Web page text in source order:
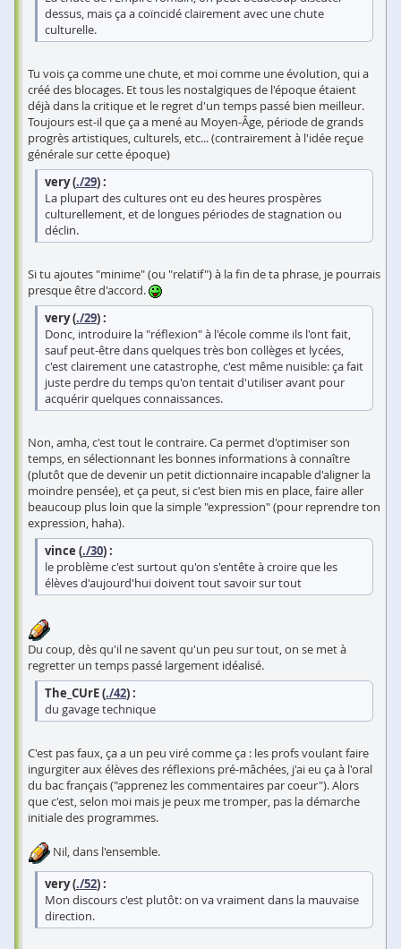
dessus, mais ça a coïncidé clairement avec une chute
culturelle.
Tu vois ça comme une chute, et moi comme une évolution, qui a
créé des blocages. Et tous les nostalgiques de l'époque étaient
déjà dans la critique et le regret d'un temps passé bien meilleur.
Toujours est-il que ça a mené au Moyen-Âge, période de grands
progrès artistiques, culturels, etc... (contrairement à l'idée reçue
générale sur cette époque)
very (./29) :
La plupart des cultures ont eu des heures prospères
culturellement, et de longues périodes de stagnation ou
déclin.
Si tu ajoutes "minime" (ou "relatif") à la fin de ta phrase, je pourrais
presque être d'accord.
very (./29) :
Donc, introduire la "réflexion" à l'école comme ils l'ont fait,
sauf peut-être dans quelques très bon collèges et lycées,
c'est clairement une catastrophe, c'est même nuisible: ça fait
juste perdre du temps qu'on tentait d'utiliser avant pour
acquérir quelques connaissances.
Non, amha, c'est tout le contraire. Ca permet d'optimiser son
temps, en sélectionnant les bonnes informations à connaître
(plutôt que de devenir un petit dictionnaire incapable d'aligner la
moindre pensée), et ça peut, si c'est bien mis en place, faire aller
beaucoup plus loin que la simple "expression" (pour reprendre ton
expression, haha).
vince (./30) :
le problème c'est surtout qu'on s'entête à croire que les
élèves d'aujourd'hui doivent tout savoir sur tout
Du coup, dès qu'il ne savent qu'un peu sur tout, on se met à
regretter un temps passé largement idéalisé.
The_CUrE (./42) :
du gavage technique
C'est pas faux, ça a un peu viré comme ça : les profs voulant faire
ingurgiter aux élèves des réflexions pré-mâchées, j'ai eu ça à l'oral
du bac français ("apprenez les commentaires par coeur"). Alors
que c'est, selon moi mais je peux me tromper, pas la démarche
initiale des programmes.
Nil, dans l'ensemble.
very (./52) :
Mon discours c'est plutôt: on va vraiment dans la mauvaise
direction.